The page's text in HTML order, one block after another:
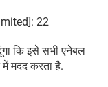
22
कि इसे सभी एनेबल
मदद करता है.